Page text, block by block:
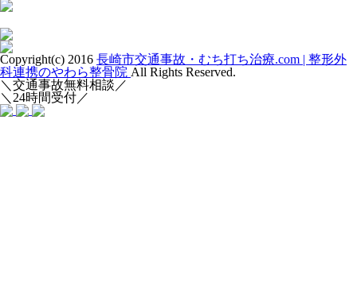
Copyright(c) 2016 長崎市交通事故・むち打ち治療.com | 整形外
科連携のやわら整骨院 All Rights Reserved.
＼交通事故無料相談／
＼24時間受付／